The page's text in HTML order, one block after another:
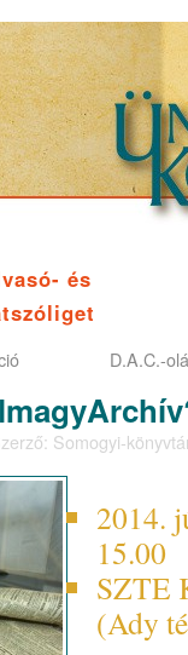
és
D.A.C.-
Somogyi-
2014.
15.00
SZTE
(Ady